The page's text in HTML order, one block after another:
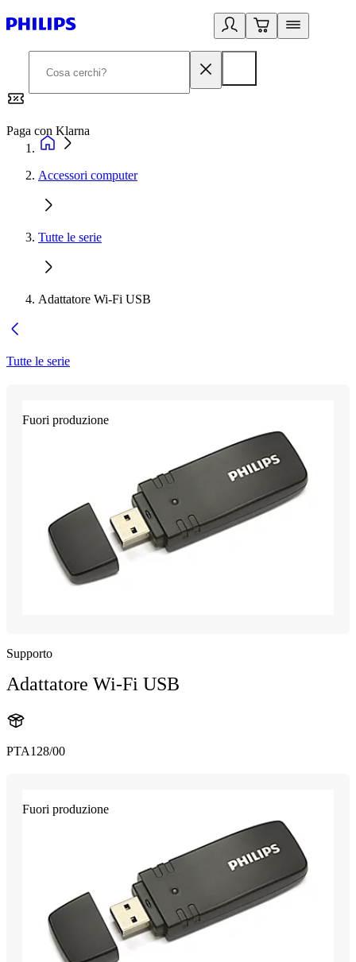
Paga con Klarna
Accessori computer
Tutte le serie
Adattatore Wi-Fi USB
Tutte le serie
Fuori produzione
Supporto
Adattatore Wi-Fi USB
PTA128/00
Fuori produzione